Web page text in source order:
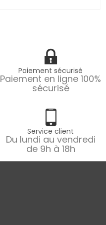
Paiement sécurisé
Paiement en ligne 100%
sécurisé
Service client
Du lundi au vendredi
de 9h à 18h